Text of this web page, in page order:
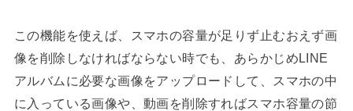
この機能を使えば、スマホの容量が足りず止むおえず画
像を削除しなければならない時でも、あらかじめLINE
アルバムに必要な画像をアップロードして、スマホの中
に入っている画像や、動画を削除すればスマホ容量の節